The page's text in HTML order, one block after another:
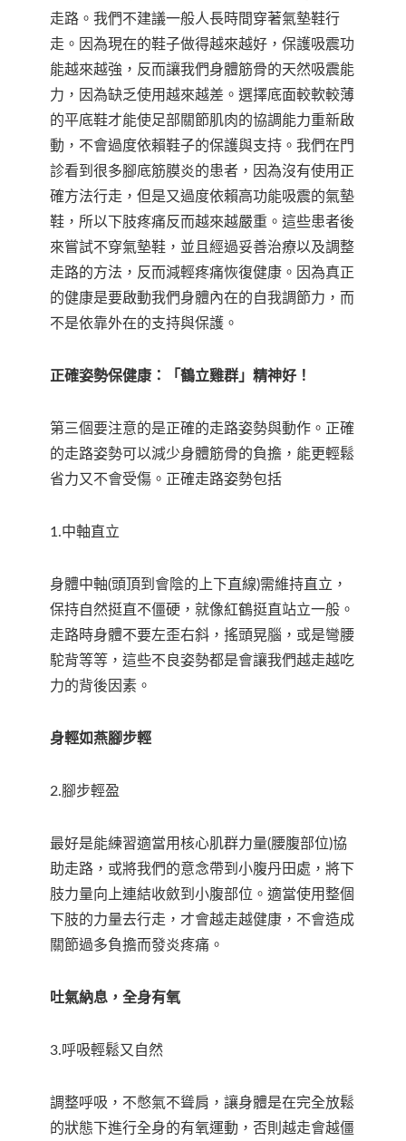
走路。我們不建議一般人長時間穿著氣墊鞋行
走。因為現在的鞋子做得越來越好，保護吸震功
能越來越強，反而讓我們身體筋骨的天然吸震能
力，因為缺乏使用越來越差。選擇底面較軟較薄
的平底鞋才能使足部關節肌肉的協調能力重新啟
動，不會過度依賴鞋子的保護與支持。我們在門
診看到很多腳底筋膜炎的患者，因為沒有使用正
確方法行走，但是又過度依賴高功能吸震的氣墊
鞋，所以下肢疼痛反而越來越嚴重。這些患者後
來嘗試不穿氣墊鞋，並且經過妥善治療以及調整
走路的方法，反而減輕疼痛恢復健康。因為真正
的健康是要啟動我們身體內在的自我調節力，而
不是依靠外在的支持與保護。
正確姿勢保健康： 「鶴立雞群 」 精神好！
第三個要注意的是正確的走路姿勢與動作。正確
的走路姿勢可以減少身體筋骨的負擔，能更輕鬆
省力又不會受傷。正確走路姿勢包括
1.中軸直立
身體中軸(頭頂到會陰的上下直線)需維持直立，
保持自然挺直不僵硬，就像紅鶴挺直站立一般。
走路時身體不要左歪右斜，搖頭晃腦，或是彎腰
駝背等等，這些不良姿勢都是會讓我們越走越吃
力的背後因素。
身輕如燕腳步輕
2.腳步輕盈
最好是能練習適當用核心肌群力量(腰腹部位)協
助走路，或將我們的意念帶到小腹丹田處，將下
肢力量向上連結收斂到小腹部位。適當使用整個
下肢的力量去行走，才會越走越健康，不會造成
關節過多負擔而發炎疼痛。
吐氣納息，全身有氧
3.呼吸輕鬆又自然
調整呼吸，不憋氣不聳肩，讓身體是在完全放鬆
的狀態下進行全身的有氧運動，否則越走會越僵